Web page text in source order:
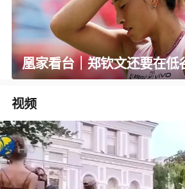
凰家看台｜郑钦文还要在低
视频